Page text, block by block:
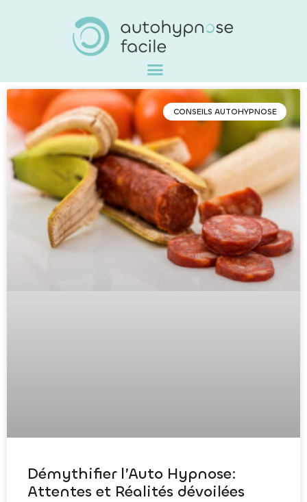
CONSEILS AUTOHYPNOSE
Démythifier l’Auto Hypnose:
Attentes et Réalités dévoilées